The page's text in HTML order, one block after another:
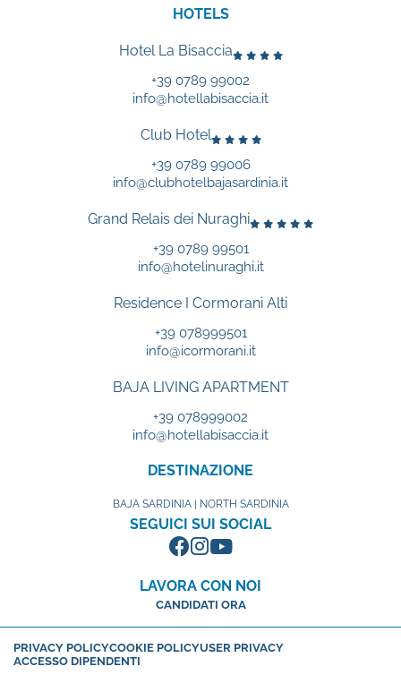
HOTELS
Hotel La Bisaccia
+39 0789 99002
info@hotellabisaccia.it
Club Hotel
+39 0789 99006
info@clubhotelbajasardinia.it
Grand Relais dei Nuraghi
+39 0789 99501
info@hotelinuraghi.it
Residence I Cormorani Alti
+39 078999501
info@icormorani.it
BAJA LIVING APARTMENT
+39 078999002
info@hotellabisaccia.it
DESTINAZIONE
BAJA SARDINIA | NORTH SARDINIA
SEGUICI SUI SOCIAL
LAVORA CON NOI
CANDIDATI ORA
PRIVACY POLICYCOOKIE POLICYUSER PRIVACY
ACCESSO DIPENDENTI